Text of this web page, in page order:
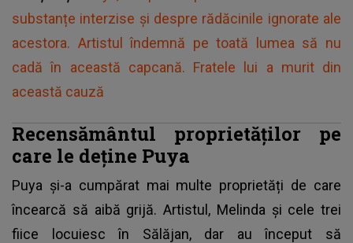
substanțe interzise și despre rădăcinile ignorate ale
acestora. Artistul îndemnă pe toată lumea să nu
cadă în această capcană. Fratele lui a murit din
această cauză
Recensământul proprietăților pe
care le deține Puya
Puya și-a cumpărat mai multe proprietăți de care
încearcă să aibă grijă. Artistul, Melinda și cele trei
fiice locuiesc în Sălăjan, dar au început să